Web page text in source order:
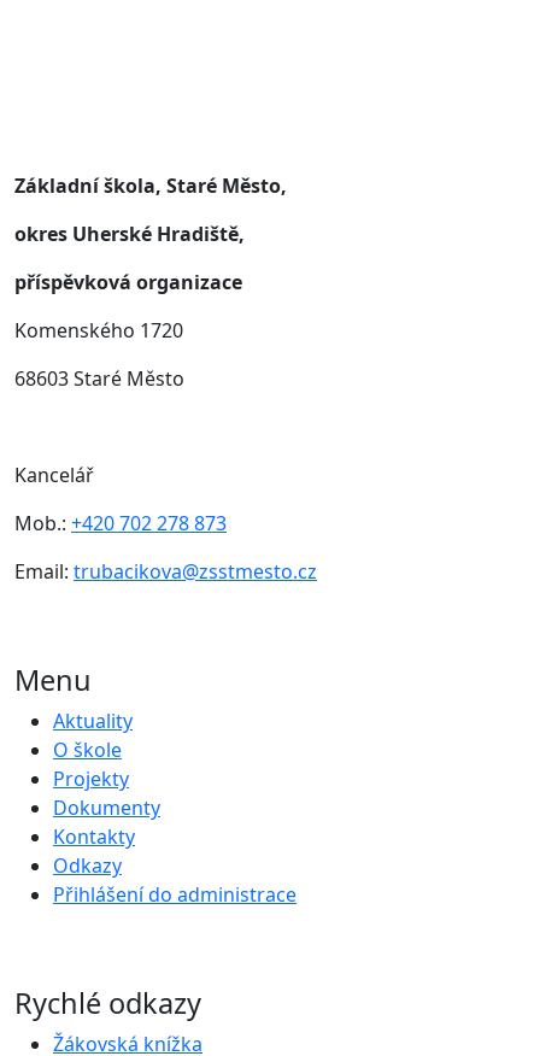
Základní škola, Staré Město,
okres Uherské Hradiště,
příspěvková organizace
Komenského 1720
68603 Staré Město
Kancelář
Mob.: +420 702 278 873
Email: trubacikova@zsstmesto.cz
Menu
Aktuality
O škole
Projekty
Dokumenty
Kontakty
Odkazy
Přihlášení do administrace
Rychlé odkazy
Žákovská knížka